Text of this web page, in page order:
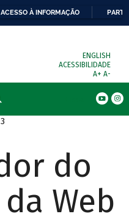
ACESSO À INFORMAÇÃO
ENGLISH
ACESSIBILIDADE
A+ A-
do
Web